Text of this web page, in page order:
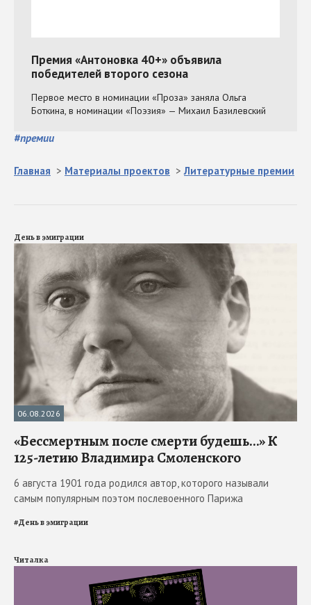
#премии
Главная > Материалы проектов >Литературные премии
День в эмиграции
06.08.2026
«Бессмертным после смерти будешь…» К
125-летию Владимира Смоленского
6 августа 1901 года родился автор, которого называли
самым популярным поэтом послевоенного Парижа
#День в эмиграции
Читалка